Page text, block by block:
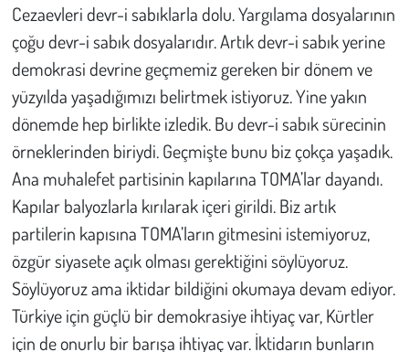
Cezaevleri devr-i sabıklarla dolu. Yargılama dosyalarının
çoğu devr-i sabık dosyalarıdır. Artık devr-i sabık yerine
demokrasi devrine geçmemiz gereken bir dönem ve
yüzyılda yaşadığımızı belirtmek istiyoruz. Yine yakın
dönemde hep birlikte izledik. Bu devr-i sabık sürecinin
örneklerinden biriydi. Geçmişte bunu biz çokça yaşadık.
Ana muhalefet partisinin kapılarına TOMA’lar dayandı.
Kapılar balyozlarla kırılarak içeri girildi. Biz artık
partilerin kapısına TOMA’ların gitmesini istemiyoruz,
özgür siyasete açık olması gerektiğini söylüyoruz.
Söylüyoruz ama iktidar bildiğini okumaya devam ediyor.
Türkiye için güçlü bir demokrasiye ihtiyaç var, Kürtler
için de onurlu bir barışa ihtiyaç var. İktidarın bunların